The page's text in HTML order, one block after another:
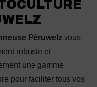
Péruwelz vous
robuste et
une gamme
pour faciliter tous vos